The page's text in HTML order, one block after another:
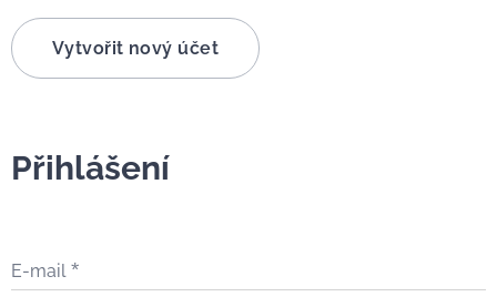
Vytvořit nový účet
Přihlášení
E-mail